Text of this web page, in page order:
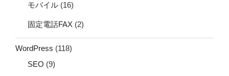
モバイル (16)
固定電話FAX (2)
WordPress (118)
SEO (9)